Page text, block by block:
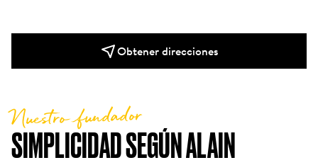
Obtener direcciones
SIMPLICIDAD SEGÚN ALAIN
Nuestro fundador